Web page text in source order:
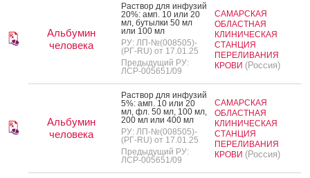
Альбумин
человека
Рас­твор для ин­фу­зий
20%: амп. 10 или 20
мл, бу­тыл­ки 50 мл
или 100 мл
РУ: ЛП-№(008505)-
(РГ-RU) от 17.01.25
Предыдущий РУ:
ЛСР-005651/09
САМАРСКАЯ
ОБЛАСТНАЯ
КЛИНИЧЕСКАЯ
СТАНЦИЯ
ПЕРЕЛИВАНИЯ
КРОВИ (Россия)
Альбумин
человека
Рас­твор для ин­фу­зий
5%: амп. 10 или 20
мл, фл. 50 мл, 100 мл,
200 мл или 400 мл
РУ: ЛП-№(008505)-
(РГ-RU) от 17.01.25
Предыдущий РУ:
ЛСР-005651/09
САМАРСКАЯ
ОБЛАСТНАЯ
КЛИНИЧЕСКАЯ
СТАНЦИЯ
ПЕРЕЛИВАНИЯ
КРОВИ (Россия)